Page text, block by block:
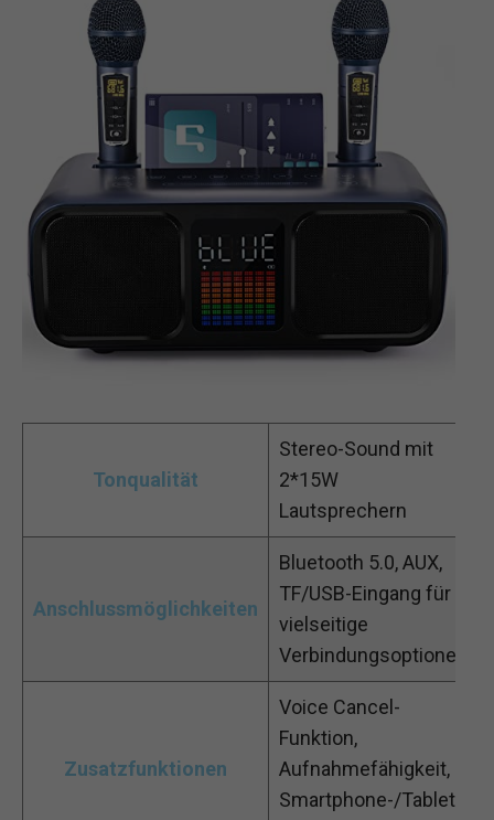
Tonqualität
Stereo-Sound mit
2*15W
Lautsprechern
Anschlussmöglichkeiten
Bluetooth 5.0, AUX,
TF/USB-Eingang für
vielseitige
Verbindungsoptionen
Zusatzfunktionen
Voice Cancel-
Funktion,
Aufnahmefähigkeit,
Smartphone-/Tablet-